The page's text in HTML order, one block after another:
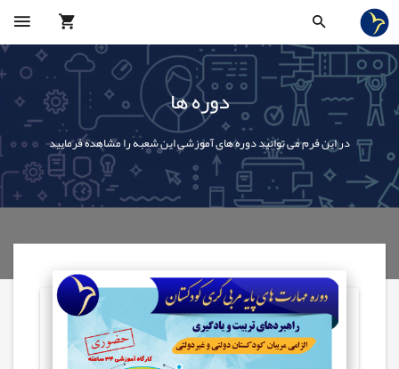
دوره ها
در این فرم می توانید دوره های آموزشی این شعبه را مشاهده فرمایید